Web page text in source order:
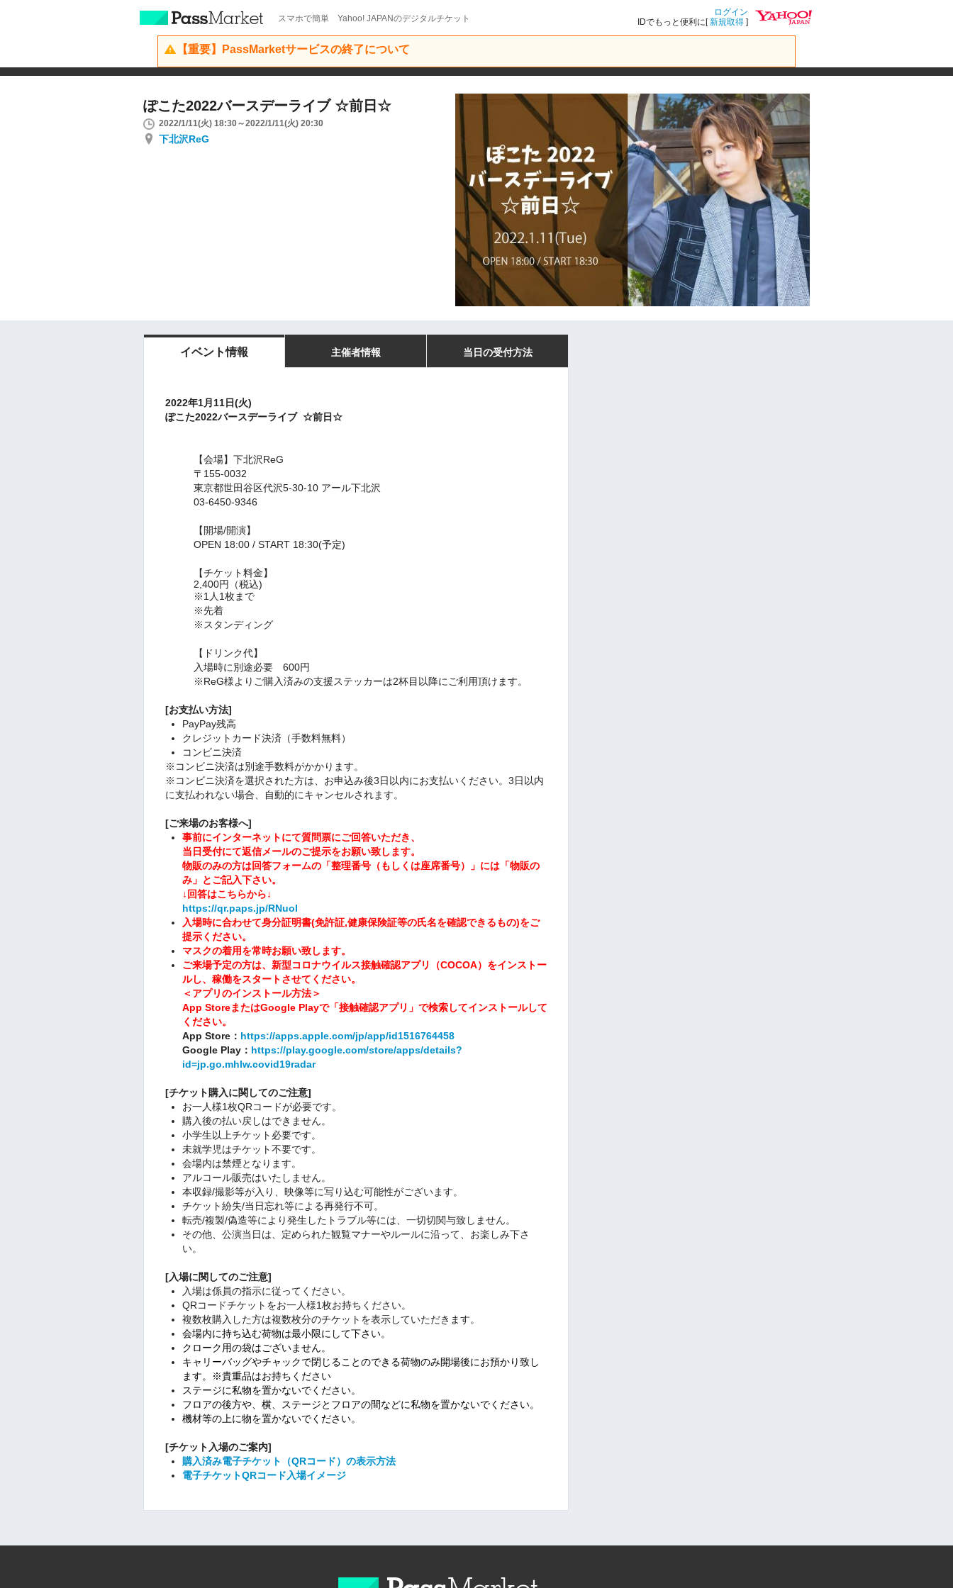
スマホで簡単 Yahoo! JAPANのデジタルチケット
ログイン
IDでもっと便利に[新規取得 ]
【重要】PassMarketサービスの終了について
ぽこた2022バースデーライブ ☆前日☆
2022/1/11(火) 18:30～2022/1/11(火) 20:30
下北沢ReG
イベント情報 主催者情報 当日の受付方法
2022年1月11日(火)
ぽこた2022バースデーライブ ☆前日☆
【会場】 下北沢ReG
〒155-0032
東京都世田谷区代沢5-30-10 アール下北沢
03-6450-9346
【開場/開演】
OPEN 18:00 / START 18:30(予定)
【チケット料金】
2,400円（税込)
※1人1枚まで
※先着
※スタンディング
【ドリンク代】
入場時に別途必要 600円
※ReG様よりご購入済みの支援ステッカーは2杯目以降にご利用頂けます。
[お支払い方法]
PayPay残高
クレジットカード決済（手数料無料）
コンビニ決済
※コンビニ決済は別途手数料がかかります。
※コンビニ決済を選択された方は、お申込み後3日以内にお支払いください。3日以内
に支払われない場合、自動的にキャンセルされます。
[ご来場のお客様へ]
事前にインターネットにて質問票にご回答いただき、
当日受付にて返信メールのご提示をお願い致します。
物販のみの方は回答フォームの「整理番号（もしくは座席番号）」には「物販の
み」とご記入下さい。
↓回答はこちらから↓
https://qr.paps.jp/RNuol
入場時に合わせて身分証明書(免許証,健康保険証等の氏名を確認できるもの)をご
提示ください。
マスクの着用を常時お願い致します。
ご来場予定の方は、新型コロナウイルス接触確認アプリ（COCOA）をインストー
ルし、稼働をスタートさせてください。
＜アプリのインストール方法＞
App StoreまたはGoogle Playで「接触確認アプリ」で検索してインストールして
ください。
App Store： https://apps.apple.com/jp/app/id1516764458
Google Play： https://play.google.com/store/apps/details?
id=jp.go.mhlw.covid19radar
[チケット購入に関してのご注意]
お一人様1枚QRコードが必要です。
購入後の払い戻しはできません。
小学生以上チケット必要です。
未就学児はチケット不要です。
会場内は禁煙となります。
アルコール販売はいたしません。
本収録/撮影等が入り、映像等に写り込む可能性がございます。
チケット紛失/当日忘れ等による再発行不可。
転売/複製/偽造等により発生したトラブル等には、一切切関与致しません。
その他、公演当日は、定められた観覧マナーやルールに沿って、お楽しみ下さ
い。
[入場に関してのご注意]
入場は係員の指示に従ってください。
QRコードチケットをお一人様1枚お持ちください。
複数枚購入した方は複数枚分のチケットを表示していただきます。
会場内に持ち込む荷物は最小限にして下さい。
クローク用の袋はございません。
キャリーバッグやチャックで閉じることのできる荷物のみ開場後にお預かり致し
ます。※貴重品はお持ちください
ステージに私物を置かないでください。
フロアの後方や、横、ステージとフロアの間などに私物を置かないでください。
機材等の上に物を置かないでください。
[チケット入場のご案内]
購入済み電子チケット（QRコード）の表示方法
電子チケットQRコード入場イメージ